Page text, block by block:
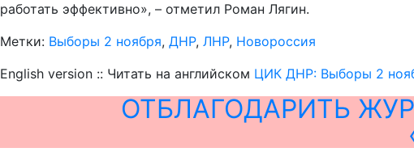
работать эффективно», – отметил Роман Лягин.
Метки: Выборы 2 ноября, ДНР, ЛНР, Новороссия
English version :: Читать на английском ЦИК ДНР: Выборы 2
ОТБЛАГОДАРИТЬ